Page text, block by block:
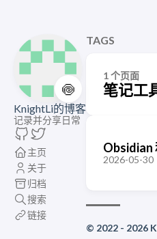
🍥
KnightLi的博客
记录并分享日常
主页
关于
归档
搜索
链接
TAGS
1 个页面
笔记工
Obsidian
2026-05-30
© 2022 - 2026